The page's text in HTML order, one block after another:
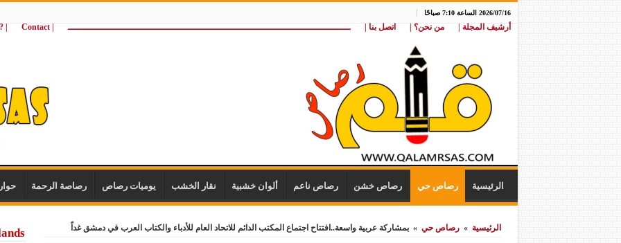
2026/07/16 الساعة 7:10 صباحًا
أرشيف المجلة | من نحن؟ | اتصل بنا | ــــــــــــــــــــــــــــــــــــــــــــــــــــــــــــــــــــــــــــــــــــــــــــــــــــــ | Contact
wij
الرئيسية رصاص حي رصاص خشن رصاص ناعم ألوان خشبية نقار الخشب يوميات رصاص رصاصة الرحمة
الرئيسية » رصاص حي » بمشاركة عربية واسعة..افتتاح اجتماع المكتب الدائم للاتحاد العام للأدباء والكتاب العرب في دمشق غداً